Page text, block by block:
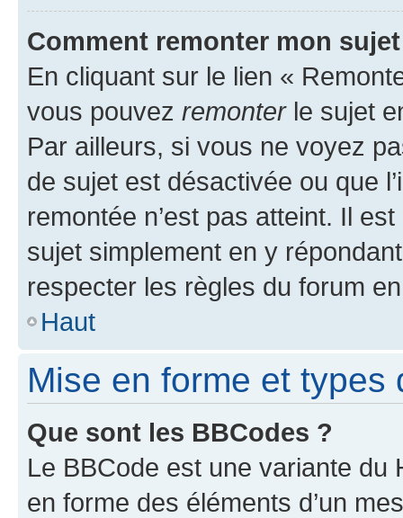
Comment remonter mon
En cliquant sur le lien «
vous pouvez remonterle sujet
Par ailleurs, si vous ne voyez
de sujet est désactivée ou que
remontée n’est pas atteint. Il
sujet simplement en y
respecter les règles du forum
Haut
Mise en forme et types
Que sont les BBCodes ?
Le BBCode est une variante du
en forme des éléments d’un